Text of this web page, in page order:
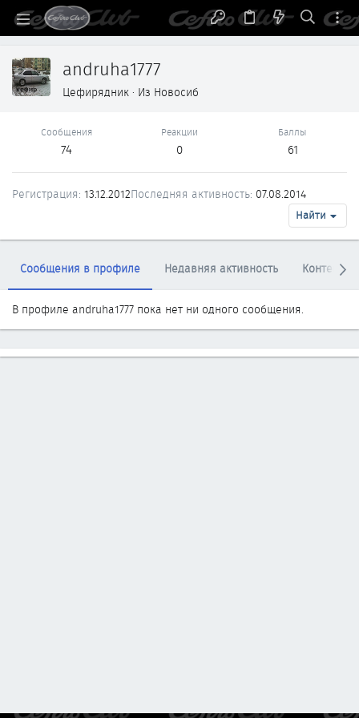
andruha1777
Цефирядник · Из Новосиб
Сообщения
74
Реакции
0
Баллы
61
Регистрация 13.12.2012Последняя активность 07.08.2014
Найти
Сообщения в профиле Недавняя активность Контент
В профиле andruha1777 пока нет ни одного сообщения.